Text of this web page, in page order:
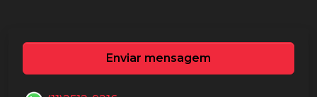
Enviar mensagem